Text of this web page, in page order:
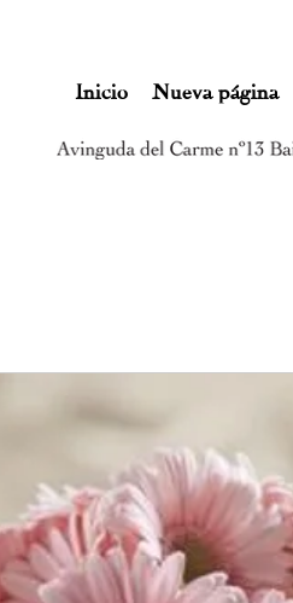
Inicio Nueva página